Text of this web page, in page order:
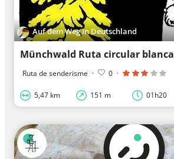
Auf dem Weg in Deutschland
Münchwald Ruta circular blanca
Ruta de senderisme · 0 ·
5,47 km 151 m 01h20